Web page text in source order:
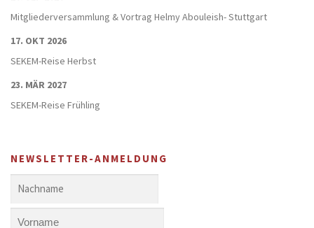
Mitgliederversammlung & Vortrag Helmy Abouleish- Stuttgart
17. OKT 2026
SEKEM-Reise Herbst
23. MÄR 2027
SEKEM-Reise Frühling
NEWSLETTER-ANMELDUNG